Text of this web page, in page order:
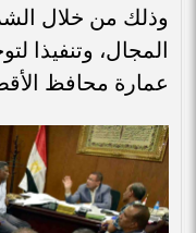
وذلك من خلال
المجال، وتنفيذا
عمارة محافظ